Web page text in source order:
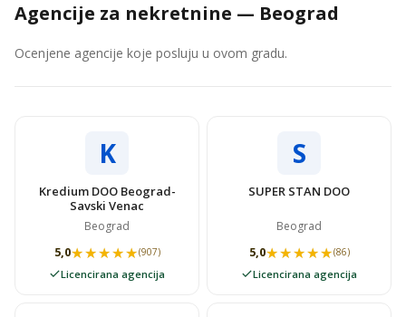
Agencije za nekretnine — Beograd
Ocenjene agencije koje posluju u ovom gradu.
K
Kredium DOO Beograd-
Savski Venac
Beograd
5,0★★★★★
★★★★★(907)
Licencirana agencija
S
SUPER STAN DOO
Beograd
5,0★★★★★
★★★★★(86)
Licencirana agencija